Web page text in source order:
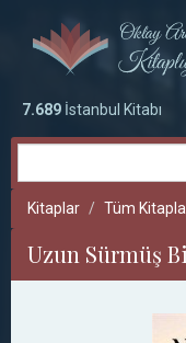
7.689 İstanbul Kitabı
Kitaplar Tüm
Uzun Sürmüş